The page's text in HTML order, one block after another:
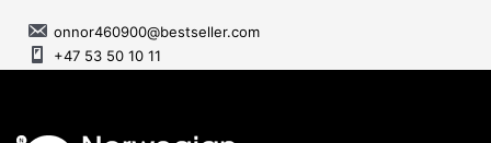
onnor460900@bestseller.com
+47 53 50 10 11